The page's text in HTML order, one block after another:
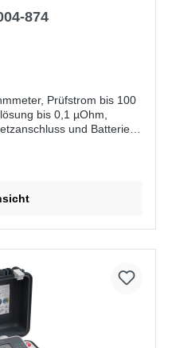
874
Prüfstrom bis 100
bis 0,1 µOhm,
und Batterie)